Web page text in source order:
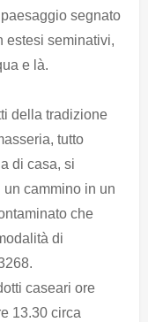
segnato
estesi seminativi,
e là.
della tradizione
tutto
di casa, si
cammino in un
che
di
caseari ore
13.30 circa